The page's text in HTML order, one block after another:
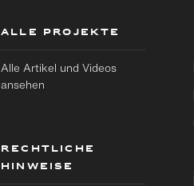
ALLE PROJEKTE
Alle Artikel und Videos
ansehen
RECHTLICHE
HINWEISE